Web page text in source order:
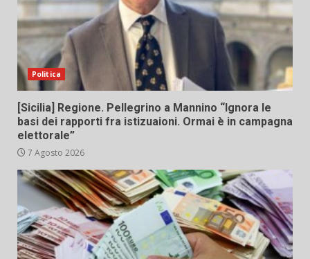
Politica
[Sicilia] Regione. Pellegrino a Mannino “Ignora le
basi dei rapporti fra istizuaioni. Ormai è in campagna
elettorale”
7 Agosto 2026